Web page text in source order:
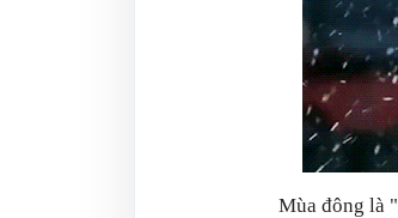
Mùa đông là